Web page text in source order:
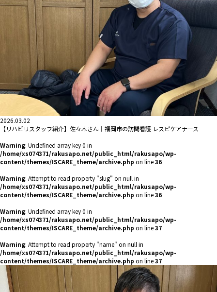
2026.03.02
【リハビリスタッフ紹介】佐々木さん｜福岡市の訪問看護 レスピケアナース
Warning: Undefined array key 0 in
/home/xs074371/rakusapo.net/public_html/rakusapo/wp-
content/themes/ISCARE_theme/archive.php on line36
Warning: Attempt to read property "slug" on null in
/home/xs074371/rakusapo.net/public_html/rakusapo/wp-
content/themes/ISCARE_theme/archive.php on line36
Warning: Undefined array key 0 in
/home/xs074371/rakusapo.net/public_html/rakusapo/wp-
content/themes/ISCARE_theme/archive.php on line37
Warning: Attempt to read property "name" on null in
/home/xs074371/rakusapo.net/public_html/rakusapo/wp-
content/themes/ISCARE_theme/archive.php on line37